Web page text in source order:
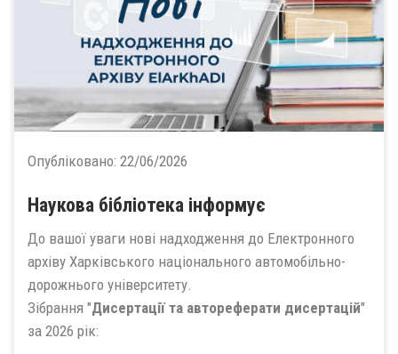
Опубліковано: 22/06/2026
Наукова бібліотека інформує
До вашої уваги нові надходження до Електронного
архіву Харківського національного автомобільно-
дорожнього університету.
Зібрання "Дисертації та автореферати дисертацій"
за 2026 рік: